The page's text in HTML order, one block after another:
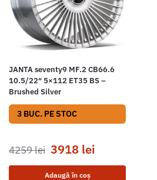
JANTA seventy9 MF.2 CB66.6
10.5/22″ 5×112 ET35 BS –
Brushed Silver
3 BUC. PE STOC
4259lei 3918 lei
Adaugă în coș